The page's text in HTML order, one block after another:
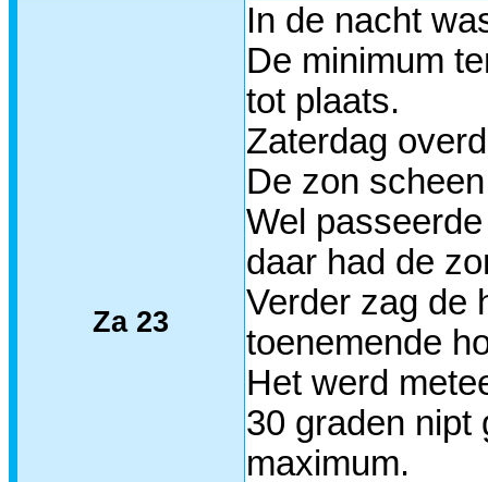
Za 23
In de nacht
De minimum
tot plaats.
Zaterdag
De zon
Wel
daar had de
Verder zag de
toenemende
Het werd
30 graden nipt
maximum.